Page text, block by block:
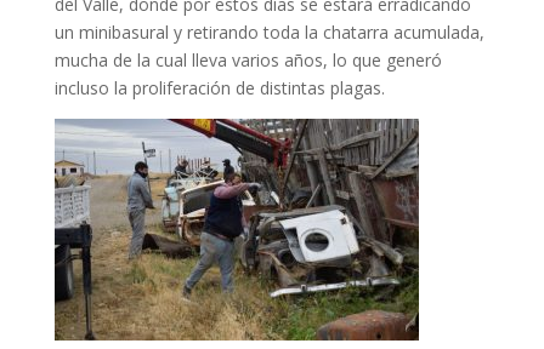
un minibasural y retirando toda la chatarra acumulada,
mucha de la cual lleva varios años, lo que generó
incluso la proliferación de distintas plagas.